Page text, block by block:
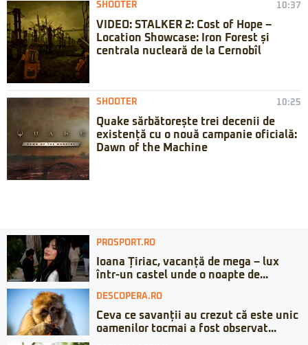
SHOOTER 10:37
VIDEO: STALKER 2: Cost of Hope –
Location Showcase: Iron Forest și
centrala nucleară de la Cernobîl
SHOOTER 10:25
Quake sărbătorește trei decenii de
existență cu o nouă campanie oficială:
Dawn of the Machine
PROSPORT.RO
Ioana Țiriac, vacanță de mega – lux
într-un castel unde o noapte de...
DESCOPERA.RO
Ceva ce savanții au crezut că este unic
oamenilor tocmai a fost observat...